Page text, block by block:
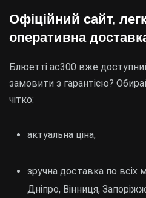
Офіційний сайт,
оперативна
Блюетті ас300 вже
замовити з гарантією?
чітко:
актуальна ціна,
зручна доставка по всіх
Дніпро, Вінниця,